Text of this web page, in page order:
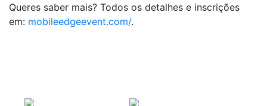
Queres saber mais? Todos os detalhes e inscrições
em: mobileedgeevent.com/.